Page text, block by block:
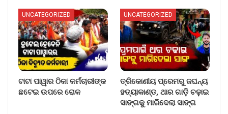
UNCATEGORIZED
ଟାଟା ପାୱାର ଠିକା କର୍ମଚାରୀଙ୍କ
ଛଟେଇ ଉପରେ ରୋକ
UNCATEGORIZED
ତ୍ରିକୋଣୀୟ ପ୍ରେମରୁ ଜଘନ୍ୟ
ହତ୍ୟାକାଣ୍ଡ, ଥାର ଗାଡ଼ି ଚଢ଼ାଇ
ସାଙ୍ଗକୁ ମାରିଦେଲା ସାଙ୍ଗ